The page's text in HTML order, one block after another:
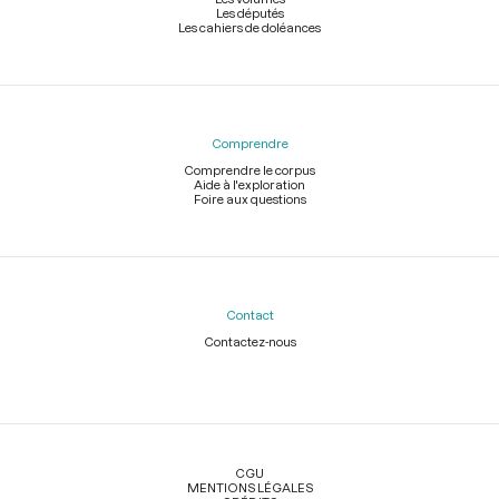
Les députés
Les cahiers de doléances
Comprendre
Comprendre le corpus
Aide à l'exploration
Foire aux questions
Contact
Contactez-nous
Légal
CGU
MENTIONS LÉGALES